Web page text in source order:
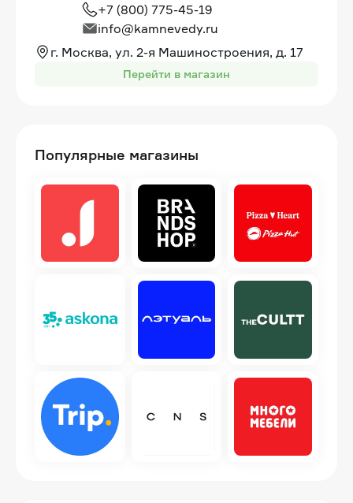
+7 (800) 775-45-19
info@kamnevedy.ru
г. Москва, ул. 2-я Машиностроения, д. 17
Перейти в магазин
Популярные магазины